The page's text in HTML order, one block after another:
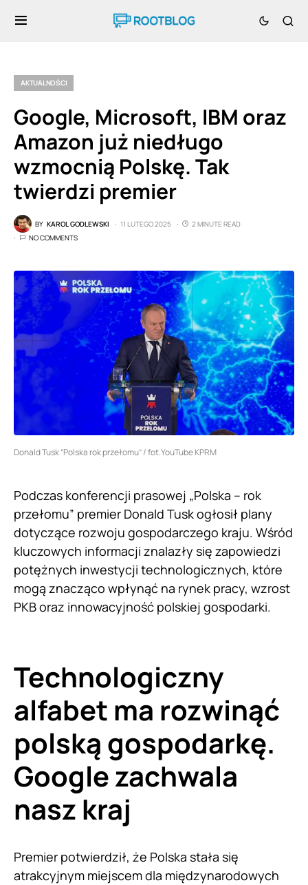
AKTUALNOŚCI
Google, Microsoft, IBM oraz
Amazon już niedługo
wzmocnią Polskę. Tak
twierdzi premier
BY KAROL GODLEWSKI 11 LUTEGO 2025
2 MINUTE READ
NO COMMENTS
Donald Tusk “Polska rok przełomu” / fot.YouTube KPRM
Podczas konferencji prasowej „Polska – rok
przełomu” premier Donald Tusk ogłosił plany
dotyczące rozwoju gospodarczego kraju. Wśród
kluczowych informacji znalazły się zapowiedzi
potężnych inwestycji technologicznych, które
mogą znacząco wpłynąć na rynek pracy, wzrost
PKB oraz innowacyjność polskiej gospodarki.
Technologiczny
alfabet ma rozwinąć
polską gospodarkę.
Google zachwala
nasz kraj
Premier potwierdził, że Polska stała się
atrakcyjnym miejscem dla międzynarodowych